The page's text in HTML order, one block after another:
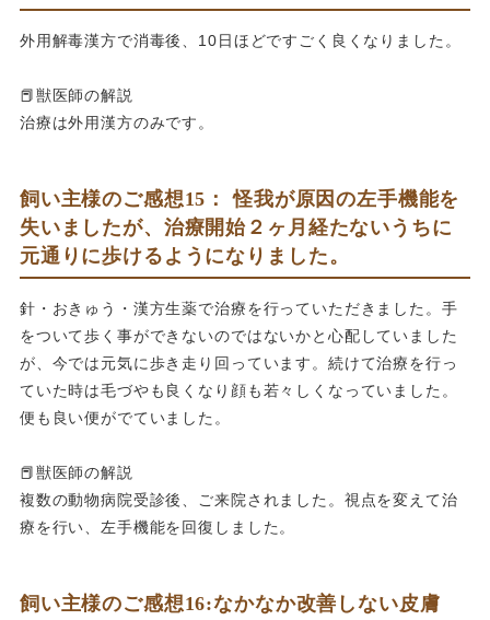
外用解毒漢方で消毒後、10日ほどですごく良くなりました。
📕獣医師の解説
治療は外用漢方のみです。
飼い主様のご感想15： 怪我が原因の左手機能を
失いましたが、治療開始２ヶ月経たないうちに
元通りに歩けるようになりました。
針・おきゅう・漢方生薬で治療を行っていただきました。手
をついて歩く事ができないのではないかと心配していました
が、今では元気に歩き走り回っています。続けて治療を行っ
ていた時は毛づやも良くなり顔も若々しくなっていました。
便も良い便がでていました。
📕獣医師の解説
複数の動物病院受診後、ご来院されました。視点を変えて治
療を行い、左手機能を回復しました。
飼い主様のご感想16:なかなか改善しない皮膚